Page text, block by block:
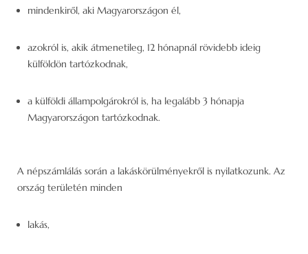
mindenkiről, aki Magyarországon él,
azokról is, akik átmenetileg, 12 hónapnál rövidebb ideig
külföldön tartózkodnak,
a külföldi állampolgárokról is, ha legalább 3 hónapja
Magyarországon tartózkodnak.
A népszámlálás során a lakáskörülményekről is nyilatkozunk. Az
ország területén minden
lakás,